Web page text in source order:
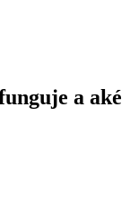
a aké